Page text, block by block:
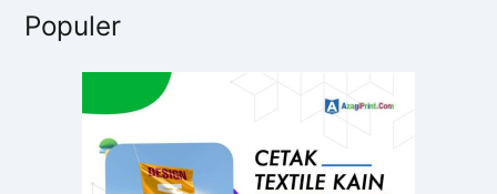
Populer